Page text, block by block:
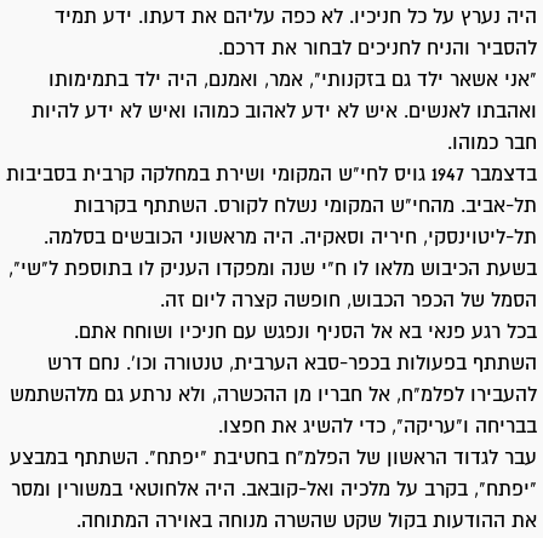
היה נערץ על כל חניכיו. לא כפה עליהם את דעתו. ידע תמיד
להסביר והניח לחניכים לבחור את דרכם.
"אני אשאר ילד גם בזקנותי", אמר, ואמנם, היה ילד בתמימותו
ואהבתו לאנשים. איש לא ידע לאהוב כמוהו ואיש לא ידע להיות
חבר כמוהו.
בדצמבר 1947 גויס לחי"ש המקומי ושירת במחלקה קרבית בסביבות
תל-אביב. מהחי"ש המקומי נשלח לקורס. השתתף בקרבות
תל-ליטוינסקי, חיריה וסאקיה. היה מראשוני הכובשים בסלמה.
בשעת הכיבוש מלאו לו ח"י שנה ומפקדו העניק לו בתוספת ל"שי",
הסמל של הכפר הכבוש, חופשה קצרה ליום זה.
בכל רגע פנאי בא אל הסניף ונפגש עם חניכיו ושוחח אתם.
השתתף בפעולות בכפר-סבא הערבית, טנטורה וכו'. נחם דרש
להעבירו לפלמ"ח, אל חבריו מן ההכשרה, ולא נרתע גם מלהשתמש
בבריחה ו"עריקה", כדי להשיג את חפצו.
עבר לגדוד הראשון של הפלמ"ח בחטיבת "יפתח". השתתף במבצע
"יפתח", בקרב על מלכיה ואל-קובאב. היה אלחוטאי במשורין ומסר
את ההודעות בקול שקט שהשרה מנוחה באוירה המתוחה.